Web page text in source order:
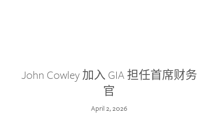
John Cowley 加入 GIA 担任首席财务
官
April 2, 2026